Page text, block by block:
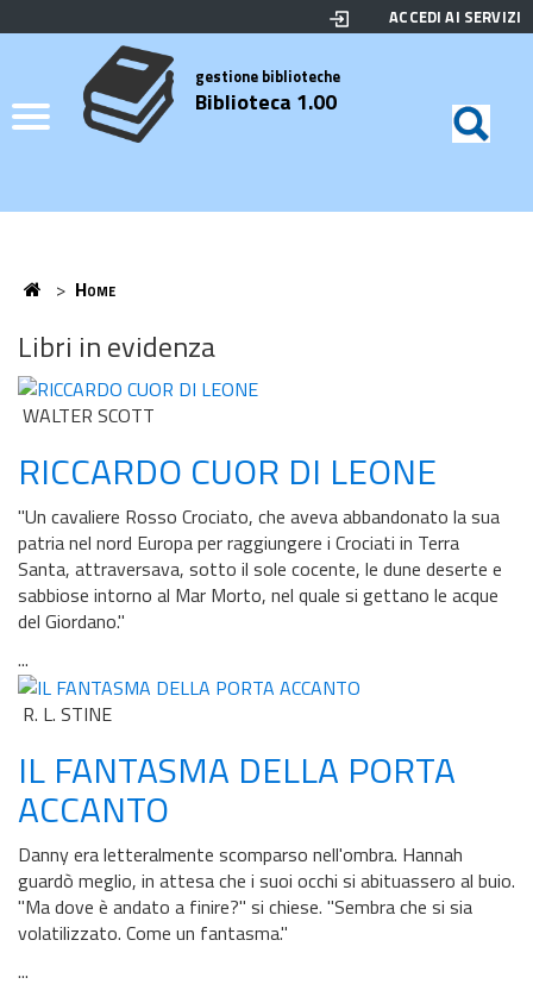
Elenco
Credits
ACCEDI AI SERVIZI
Biblioteca gestione biblioteche
Biblioteca 1.00 di
Home
> Home
Libri in evidenza
WALTER SCOTT
RICCARDO CUOR DI LEONE
"Un cavaliere Rosso Crociato, che aveva abbandonato la sua
patria nel nord Europa per raggiungere i Crociati in Terra
Santa, attraversava, sotto il sole cocente, le dune deserte e
sabbiose intorno al Mar Morto, nel quale si gettano le acque
del Giordano."
...
R. L. STINE
IL FANTASMA DELLA PORTA
ACCANTO
Danny era letteralmente scomparso nell'ombra. Hannah
guardò meglio, in attesa che i suoi occhi si abituassero al buio.
"Ma dove è andato a finire?" si chiese. "Sembra che si sia
volatilizzato. Come un fantasma."
...